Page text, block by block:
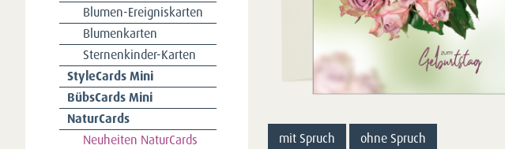
mit Spruch ohne Spruch
Blumen-Ereigniskarten
Blumenkarten
Sternenkinder-Karten
StyleCards Mini
BübsCards Mini
NaturCards
Neuheiten NaturCards